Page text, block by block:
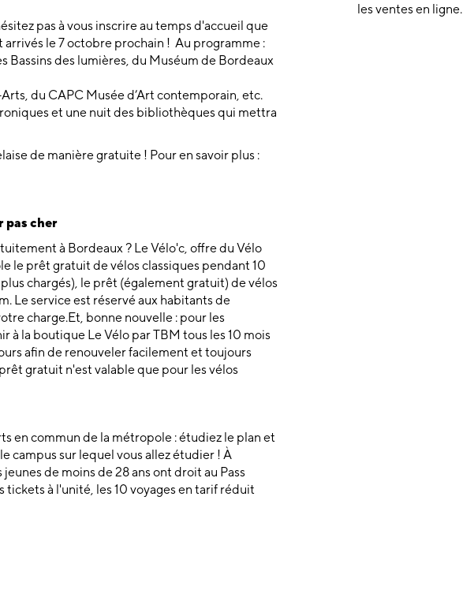
pas à vous inscrire au temps d'accueil que
le 7 octobre prochain ! Au programme :
des lumières, du Muséum de Bordeaux
du CAPC Musée d’Art contemporain, etc.
et une nuit des bibliothèques qui mettra
de manière gratuite ! Pour en savoir plus :
pas cher
à Bordeaux ? Le Vélo'c, offre du Vélo
le prêt gratuit de vélos classiques pendant 10
chargés), le prêt (également gratuit) de vélos
Le service est réservé aux habitants de
charge.Et, bonne nouvelle : pour les
à la boutique Le Vélo par TBM tous les 10 mois
afin de renouveler facilement et toujours
gratuit n'est valable que pour les vélos
en commun de la métropole : étudiez le plan et
campus sur lequel vous allez étudier ! À
de moins de 28 ans ont droit au Pass
tickets à l'unité, les 10 voyages en tarif réduit
les ventes en ligne.